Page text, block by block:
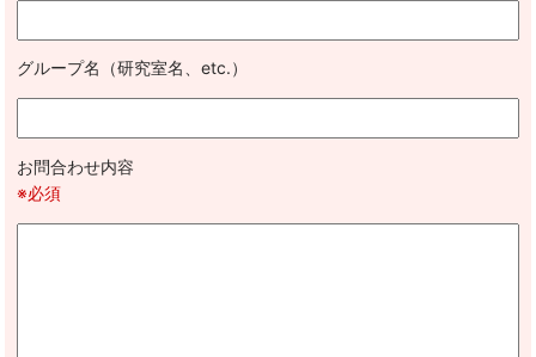
グループ名（研究室名、etc.）
お問合わせ内容
※必須